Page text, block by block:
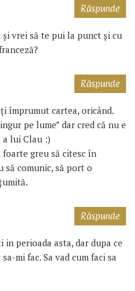
vrei să te pui la punct şi cu
Răspunde
împrumut cartea, oricând.
pe lume” dar cred că nu e
a lui Clau :)
foarte greu să citesc în
să comunic, să port o
Răspunde
perioada asta, dar dupa ce
mi fac. Sa vad cum faci sa
Răspunde